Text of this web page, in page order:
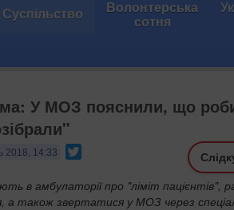
Суспільство Волонтерська
сотня
У МОЗ пояснили, що
2018, 14:33
в амбулаторії про "ліміт пацієнтів",
а також звертатися у МОЗ через